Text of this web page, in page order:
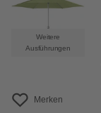
Weitere
Ausführungen
Merken